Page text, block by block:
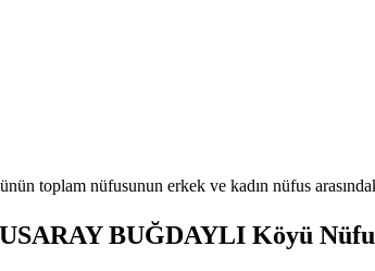
toplam nüfusunun erkek ve kadın nüfus
BUĞDAYLI Köyü